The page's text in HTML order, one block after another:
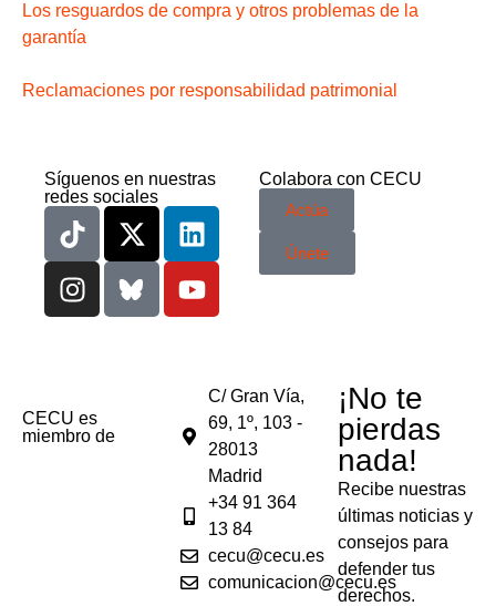
Los resguardos de compra y otros problemas de la
garantía
Reclamaciones por responsabilidad patrimonial
Síguenos en nuestras
redes sociales
Colabora con CECU
Actúa
Únete
CECU es
miembro de
C/ Gran Vía,
69, 1º, 103 -
28013
Madrid
+34 91 364
13 84
cecu@cecu.es
comunicacion@cecu.es
¡No te
pierdas
nada!
Recibe nuestras
últimas noticias y
consejos para
defender tus
derechos.